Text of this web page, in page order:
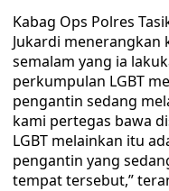
Kabag Ops Polres
Jukardi menerangkan
semalam yang ia
perkumpulan LGBT
pengantin sedang
kami pertegas bawa
LGBT melainkan itu
pengantin yang
tempat tersebut,”